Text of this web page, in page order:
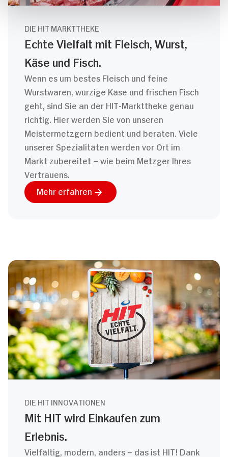
DIE HIT MARKTTHEKE
Echte Vielfalt mit Fleisch, Wurst,
Käse und Fisch.
Wenn es um bestes Fleisch und feine
Wurstwaren, würzige Käse und frischen Fisch
geht, sind Sie an der HIT-Markttheke genau
richtig. Hier werden Sie von unseren
Meistermetzgern bedient und beraten. Viele
unserer Spezialitäten werden vor Ort im
Markt zubereitet – wie beim Metzger Ihres
Vertrauens.
Mehr erfahren
DIE HIT INNOVATIONEN
Mit HIT wird Einkaufen zum
Erlebnis.
Vielfältig, modern, anders – das ist HIT! Dank